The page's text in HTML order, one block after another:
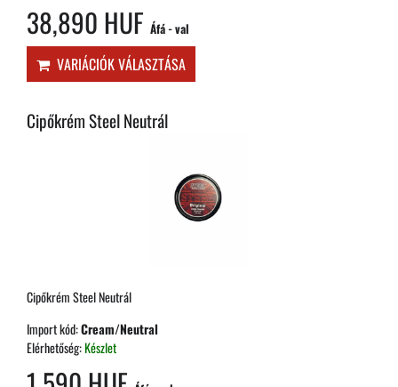
38,890 HUF Áfá - val
VARIÁCIÓK VÁLASZTÁSA
Cipőkrém Steel Neutrál
Cipőkrém Steel Neutrál
Import kód:Cream/Neutral
Elérhetőség:Készlet